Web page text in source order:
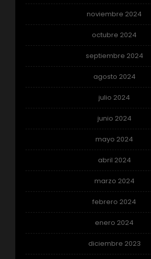
noviembre 2024
octubre 2024
septiembre 2024
agosto 2024
julio 2024
junio 2024
mayo 2024
abril 2024
marzo 2024
febrero 2024
enero 2024
diciembre 2023